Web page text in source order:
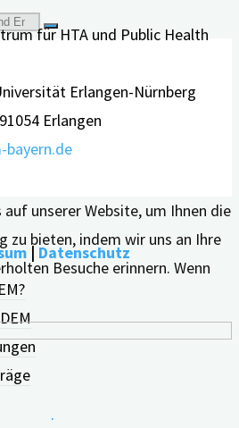
für HTA und Public Health
Erlangen-Nürnberg
Erlangen
bayern.de
| Datenschutz
unserer Website, um Ihnen die
zu bieten, indem wir uns an Ihre
Besuche erinnern. Wenn
klicken, erklären Sie sich mit der
einverstanden. Sie können
besuchen, um eine
zu erteilen.